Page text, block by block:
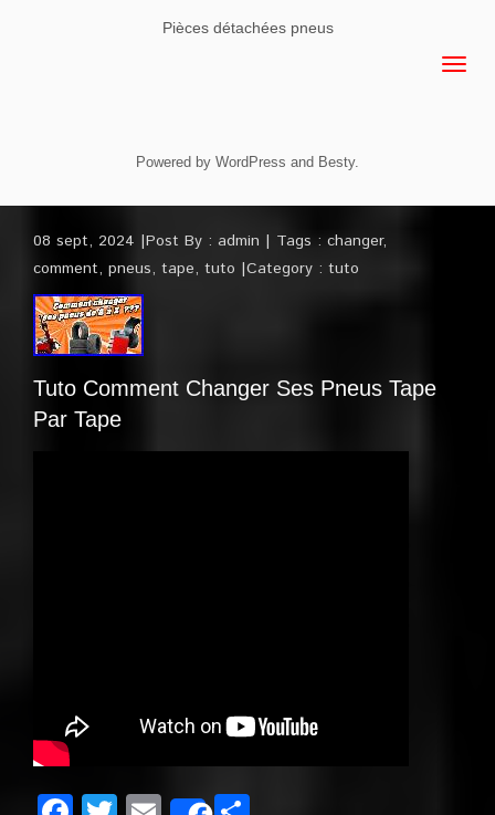
Pièces détachées pneus
Powered by WordPress and Besty.
08 sept, 2024 Post By : admin Tags : changer,
comment, pneus, tape, tuto Category : tuto
Tuto Comment Changer Ses Pneus Tape
Par Tape